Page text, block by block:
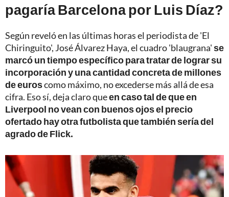
pagaría Barcelona por Luis Díaz?
Según reveló en las últimas horas el periodista de 'El
Chiringuito', José Álvarez Haya, el cuadro 'blaugrana'se
marcó un tiempo específico para tratar de lograr su
incorporación y una cantidad concreta de millones
de euroscomo máximo, no excederse más allá de esa
cifra. Eso sí, deja claro queen caso tal de que en
Liverpool no vean con buenos ojos el precio
ofertado hay otra futbolista que también sería del
agrado de Flick.